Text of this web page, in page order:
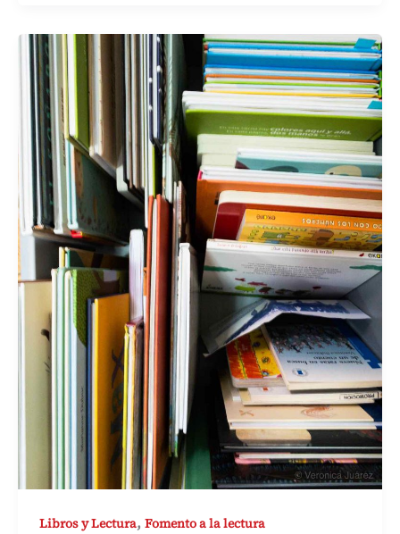
Libros y Lectura, Fomento a la lectura